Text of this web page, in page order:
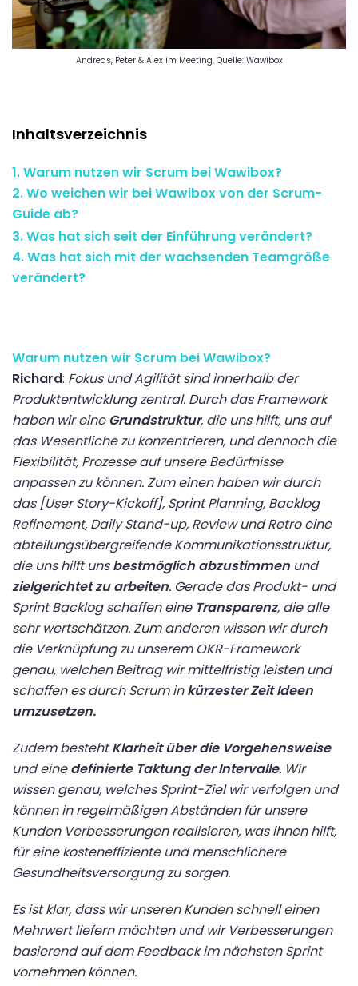
Andreas, Peter & Alex im Meeting, Quelle: Wawibox
Inhaltsverzeichnis
1. Warum nutzen wir Scrum bei Wawibox?
2. Wo weichen wir bei Wawibox von der Scrum-
Guide ab?
3. Was hat sich seit der Einführung verändert?
4. Was hat sich mit der wachsenden Teamgröße
verändert?
Warum nutzen wir Scrum bei Wawibox?
Richard: Fokus und Agilität sind innerhalb der
Produktentwicklung zentral. Durch das Framework
haben wir eineGrundstruktur, die uns hilft, uns auf
das Wesentliche zu konzentrieren, und dennoch die
Flexibilität, Prozesse auf unsere Bedürfnisse
anpassen zu können. Zum einen haben wir durch
das [User Story-Kickoff], Sprint Planning, Backlog
Refinement, Daily Stand-up, Review und Retro eine
abteilungsübergreifende Kommunikationsstruktur,
die uns hilft unsbestmöglich abzustimmen und
zielgerichtet zu arbeiten. Gerade das Produkt- und
Sprint Backlog schaffen eine Transparenz, die alle
sehr wertschätzen. Zum anderen wissen wir durch
die Verknüpfung zu unserem OKR-Framework
genau, welchen Beitrag wir mittelfristig leisten und
schaffen es durch Scrum inkürzester Zeit Ideen
umzusetzen.
Zudem bestehtKlarheit über die Vorgehensweise
und einedefinierte Taktung der Intervalle. Wir
wissen genau, welches Sprint-Ziel wir verfolgen und
können in regelmäßigen Abständen für unsere
Kunden Verbesserungen realisieren, was ihnen hilft,
für eine kosteneffiziente und menschlichere
Gesundheitsversorgung zu sorgen.
Es ist klar, dass wir unseren Kunden schnell einen
Mehrwert liefern möchten und wir Verbesserungen
basierend auf dem Feedback im nächsten Sprint
vornehmen können.